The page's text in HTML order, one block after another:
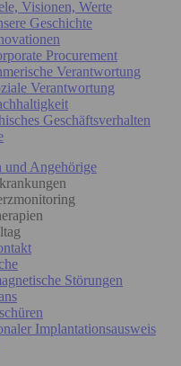
Visionen, Werte
Geschichte
Procurement
Verantwortung
Verantwortung
Geschäftsverhalten
und Angehörige
Störungen
Implantationsausweis